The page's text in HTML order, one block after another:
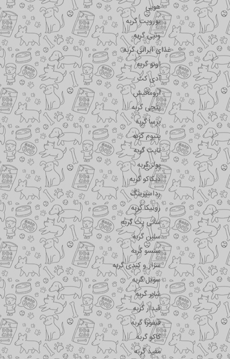
هوبی
یوروپت گربه
ونپی گربه
غذای ایرانی گربه
اونو گربه
آدی کت
آروماتیش
پتچی گربه
پرسا گربه
پتیوم گربه
تاپت گربه
پولر گربه
دیکاکو گربه
رداسپرینگ
روتیکا گربه
سانی پت گربه
سلبن گربه
سنسو گربه
سزار و کندی گربه
سویل گربه
شایر گربه
فیدار گربه
فیفورا گربه
کاکو گربه
مفید گربه